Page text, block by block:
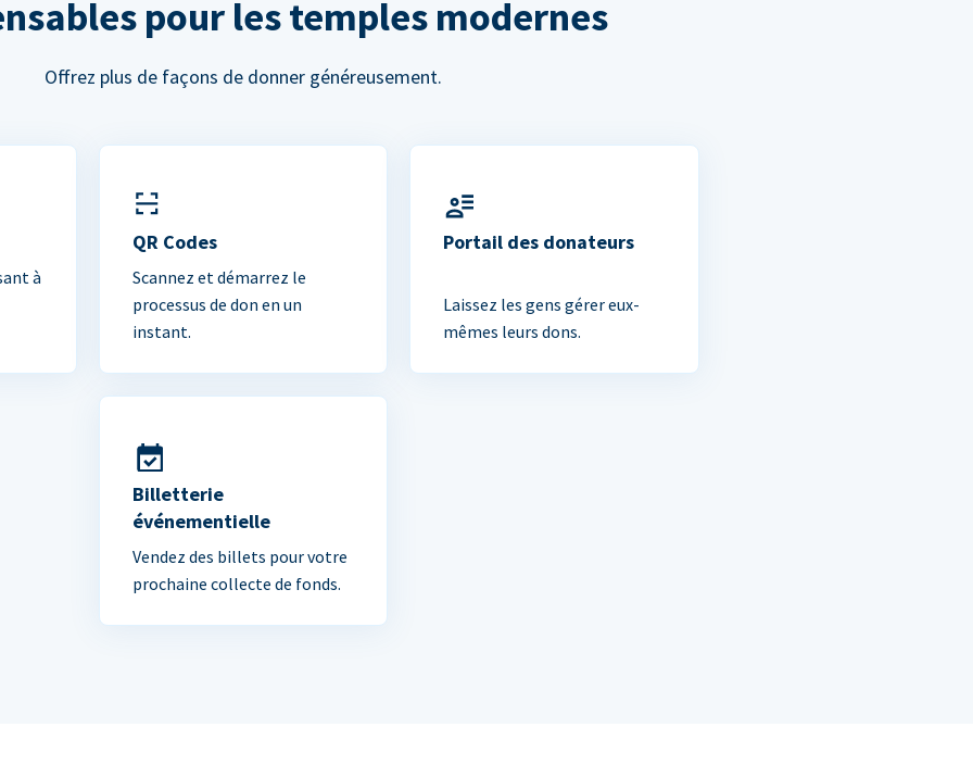
pour les temples modernes
Offrez plus de façons de donner généreusement.
à
QR Codes
Scannez et démarrez le
processus de don en un
instant.
Portail des donateurs
Laissez les gens gérer eux-
mêmes leurs dons.
Billetterie
événementielle
Vendez des billets pour votre
prochaine collecte de fonds.